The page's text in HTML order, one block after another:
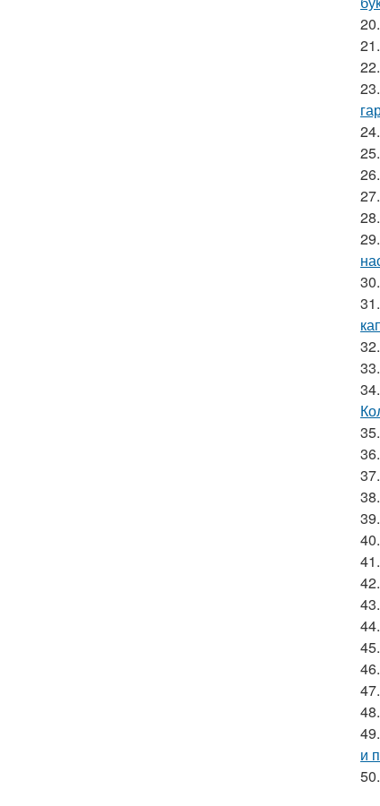
20.
21.
22.
23.
24.
25.
26.
27.
28.
29.
30.
31.
32.
33.
34.
35.
36.
37.
38.
39.
40.
41.
42.
43.
44.
45.
46.
47.
48.
49.
и
50.